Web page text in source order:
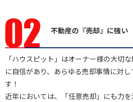
不動産の『売却』に強い
「ハウスピット」はオーナー様の大切
に自信があり、あらゆる売却事情に対
す！
近年においては、「任意売却」にも力